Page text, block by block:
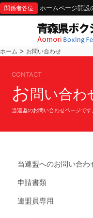
関係者各位 ホームページ開設
ホーム > お問い合わせ
CONTACT
お問い合わ
当連盟のお問い合わせページです。
当連盟へのお問い合わ
申請書類
連盟員専用